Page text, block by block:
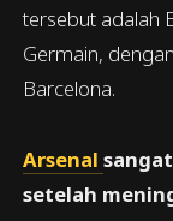
tersebut adalah
Germain,
Barcelona.
Arsenal
setelah